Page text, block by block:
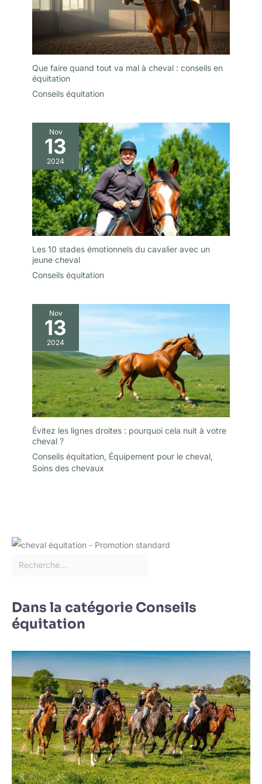
Que faire quand tout va mal à cheval : conseils en
équitation
Conseils équitation
Nov
13
2024
Les 10 stades émotionnels du cavalier avec un
jeune cheval
Conseils équitation
Nov
13
2024
Évitez les lignes droites : pourquoi cela nuit à votre
cheval ?
Conseils équitation, Équipement pour le cheval,
Soins des chevaux
Dans la catégorie Conseils
équitation